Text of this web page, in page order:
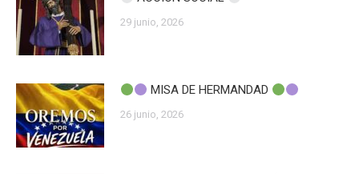
29 junio, 2026
MISA DE HERMANDAD
26 junio, 2026